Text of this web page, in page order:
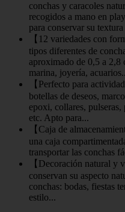
conchas y caracoles
recogidos a mano en
para conservar su textura
【12 variedades con
tipos diferentes de
aproximado de 0,5 a
marina, joyería,
【Perfecto para
botellas de deseos,
epoxi, collares, pulseras,
etc. Apto para...
【Caja de
una caja
transportar las conchas
【Decoración natural y
conservan su aspecto
conchas: bodas, fiestas
estilo...